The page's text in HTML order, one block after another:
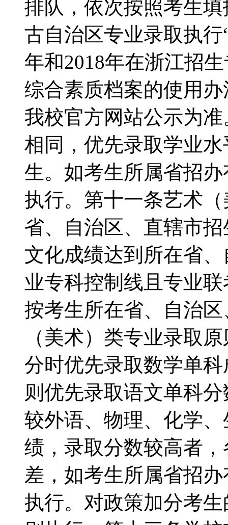
排队，依次按照考生
古自治区专业录取执
年和2018年在浙江招
综合素质档案的使用
我校官方网站公示为
相同，优先录取学业
生。如考生所属省招
执行。第十一条艺术
省、自治区、直辖市
文化成绩达到所在省
业专科控制线且专业
按考生所在省、自治
（美术）类专业录取
分时优先录取数学单
则优先录取语文单科
较外语、物理、化学
绩，录取分数较高者
差，如考生所属省招
执行。对政策加分考